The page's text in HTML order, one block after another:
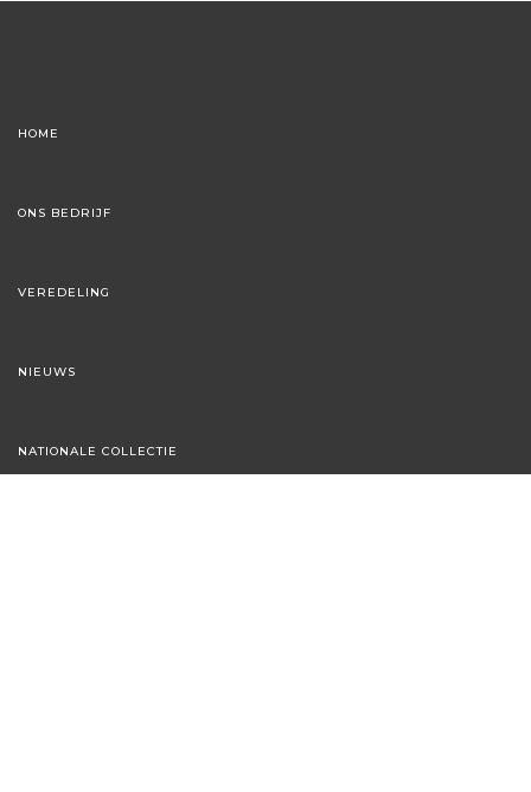
HOME
ONS BEDRIJF
VEREDELING
NIEUWS
NATIONALE COLLECTIE